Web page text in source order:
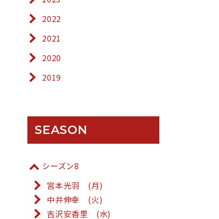
2022
2021
2020
2019
SEASON
シーズン8
宮本光羽 (月)
中井伸幸 (火)
吉沢安香里 (水)